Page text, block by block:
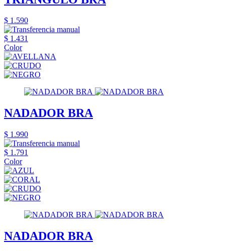
$ 1.590
$ 1.431
Color
NADADOR BRA
$ 1.990
$ 1.791
Color
NADADOR BRA